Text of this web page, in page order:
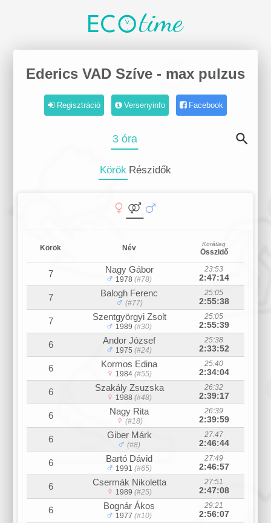
EC time
Ederics VAD Szíve - max pulzus
Regisztráció Versenyinfo Facebook
3 óra
Körök Részidők
Körök Név Körátlag
Összidő
7 Nagy Gábor
1978 (#78)
23:53
2:47:14
7 Balogh Ferenc
(#77)
25:05
2:55:38
7 Szentgyörgyi Zsolt
1989 (#30)
25:05
2:55:39
6 Andor József
1975 (#24)
25:38
2:33:52
6 Kormos Edina
1984 (#55)
25:40
2:34:04
6 Szakály Zsuzska
1988 (#48)
26:32
2:39:17
6 Nagy Rita
(#18)
26:39
2:39:59
6 Giber Márk
(#8)
27:47
2:46:44
6 Bartó Dávid
1991 (#65)
27:49
2:46:57
6 Csermák Nikoletta
1989 (#25)
27:51
2:47:08
6 Bognár Ákos
1977 (#10)
29:21
2:56:07